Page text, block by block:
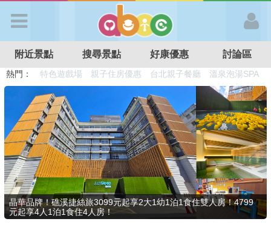
APP登入
首 頁
搜尋景點
好康優惠
最新消息
附近景點 搜尋景點 好康優惠 討論區
熱門： 溜滑梯民宿 觀光工廠 DIY摘果
日本親子景點
特色遊戲場
親子住房優惠 台北親子餐廳 溫泉泡湯SPA
晶華品牌！礁溪捷絲旅3099元起享2大1幼1泊1食住雙人房！4799
元起享4人1泊1食住4人房！